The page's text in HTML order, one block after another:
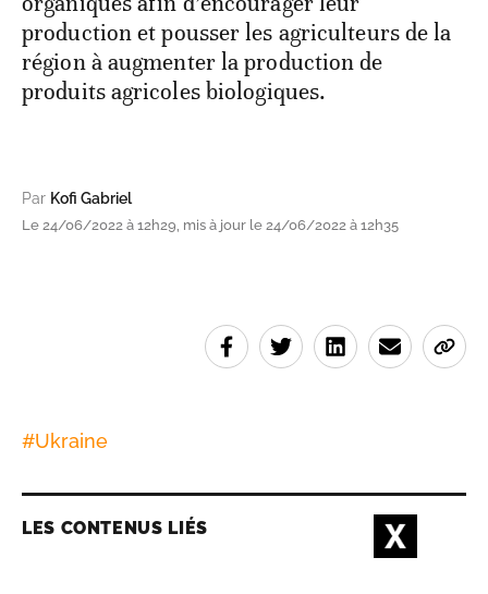
production et pousser les agriculteurs de la
région à augmenter la production de
produits agricoles biologiques.
Par Kofi Gabriel
Le 24/06/2022 à 12h29, mis à jour le 24/06/2022 à 12h35
#Ukraine
LES CONTENUS LIÉS